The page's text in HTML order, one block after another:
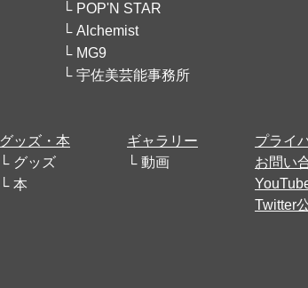
POP'N STAR
Alchemist
MG9
宇佐美芸能事務所
グッズ・本
グッズ
本
ギャラリー
動画
プライ
お問い
Twitter